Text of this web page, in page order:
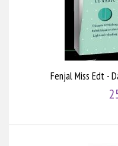
Fenjal Miss Edt -